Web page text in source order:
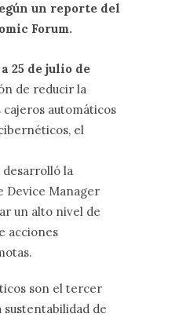
un reporte del
Forum.
25 de julio de
de reducir la
automáticos
el
desarrolló la
Device Manager
un alto nivel de
acciones
son el tercer
de